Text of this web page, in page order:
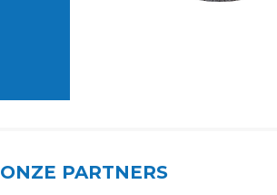
ONZE PARTNERS